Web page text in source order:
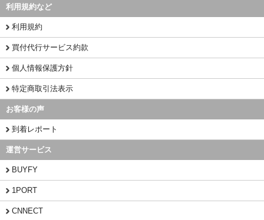
利用規約など
利用規約
買付代行サービス約款
個人情報保護方針
特定商取引法表示
お客様の声
到着レポート
運営サービス
BUYFY
1PORT
CNNECT